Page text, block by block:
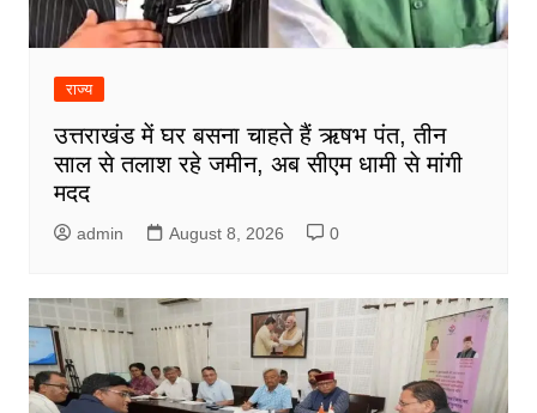
राज्य
उत्तराखंड में घर बसना चाहते हैं ऋषभ पंत, तीन
साल से तलाश रहे जमीन, अब सीएम धामी से मांगी
मदद
admin August 8, 2026 0